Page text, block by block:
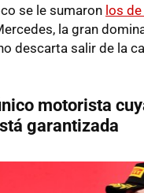
se le sumaron los
la gran
descarta salir de la
motorista
garantizada